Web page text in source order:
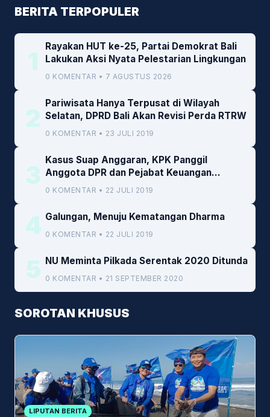
BERITA TERPOPULER
1
Rayakan HUT ke-25, Partai Demokrat Bali
Lakukan Aksi Nyata Pelestarian Lingkungan
0 KOMENTAR • 7 AGUSTUS 2026
2
Pariwisata Hanya Terpusat di Wilayah
Selatan, DPRD Bali Akan Revisi Perda RTRW
0 KOMENTAR • 23 JULI 2019
3
Kasus Suap Anggaran, KPK Panggil
Anggota DPR dan Pejabat Keuangan
Kemenkeu
0 KOMENTAR • 22 JULI 2019
4 Galungan, Menuju Kematangan Dharma
0 KOMENTAR • 22 JULI 2019
5 NU Meminta Pilkada Serentak 2020 Ditunda
0 KOMENTAR • 21 SEPTEMBER 2020
SOROTAN KHUSUS
LIPUTAN BERITA